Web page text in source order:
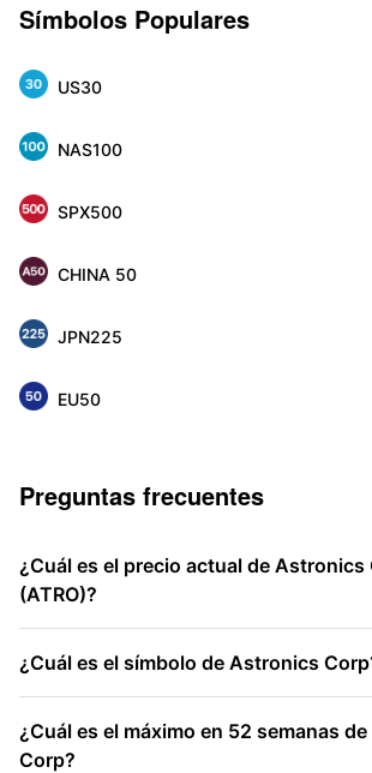
Símbolos Populares
US30
NAS100
SPX500
CHINA 50
JPN225
EU50
Preguntas frecuentes
¿Cuál es el precio actual de Astronics
(ATRO)?
¿Cuál es el símbolo de Astronics
¿Cuál es el máximo en 52 semanas
Corp?